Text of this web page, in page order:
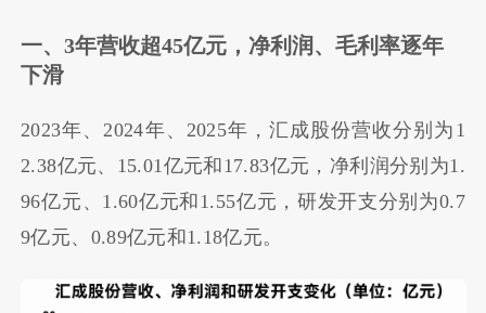
一、3年营收超45亿元，净利润、毛利率逐年
下滑
2023年、2024年、2025年，汇成股份营收分别为 1
2.38亿元、15.01亿元和17.83亿元，净利润分别为1.
96亿元、1.60亿元和1.55亿元，研发开支分别为0.7
9亿元、0.89亿元和1.18亿元。